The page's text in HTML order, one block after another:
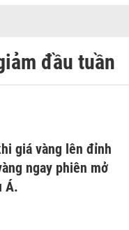
đầu tuần
giá vàng lên đỉnh
ngay phiên mở
Á.